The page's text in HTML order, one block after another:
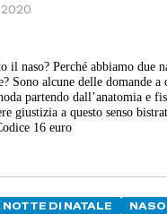
il naso? Perché abbiamo
Sono alcune delle domande
partendo dall’anatomia e
giustizia a questo senso
16 euro
DI NATALE NASO